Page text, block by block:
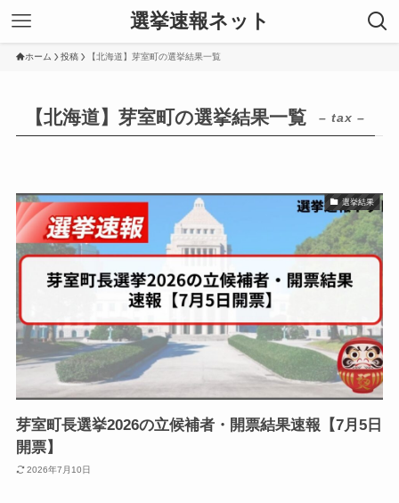
選挙速報ネット
ホーム 投稿 【北海道】芽室町の選挙結果一覧
【北海道】芽室町の選挙結果一覧 – tax –
選挙結果
芽室町長選挙2026の立候補者・開票結果速報【7月5日
開票】
2026年7月10日